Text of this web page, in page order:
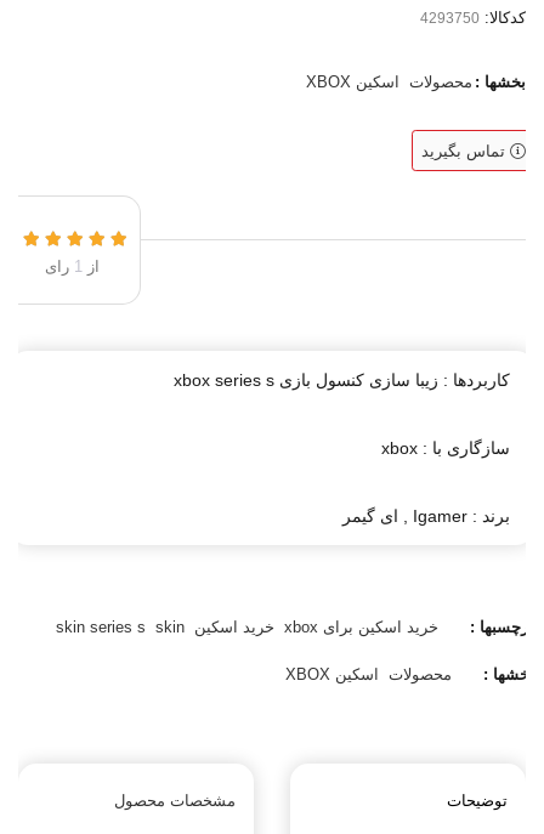
کدکالا:
بخشها : محصولات اسکین XBOX
تماس بگیرید
از1 رای
کاربردها : زیبا سازی کنسول بازی xbox series s
سازگاری با : xbox
برند : Igamer , ای گیمر
برچسبها : خرید اسکین برای xbox خرید اسکین skin
skin series s
بخشها : محصولات اسکین XBOX
توضیحات مشخصات محصول